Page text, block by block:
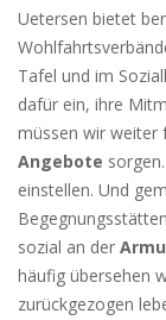
Uetersen bietet
Tafel und im
dafür ein, ihre
müssen wir weiter
Angebote
einstellen. Und
sozial an der
häufig übersehen
zurückgezogen